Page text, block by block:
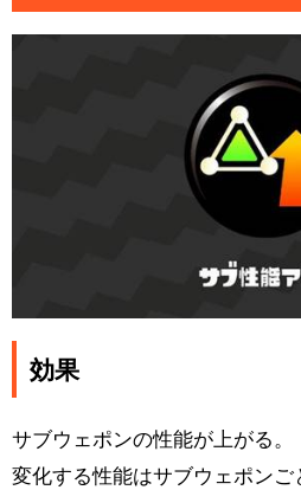
効果
サブウェポンの性能が上がる。
変化する性能はサブウェポンご